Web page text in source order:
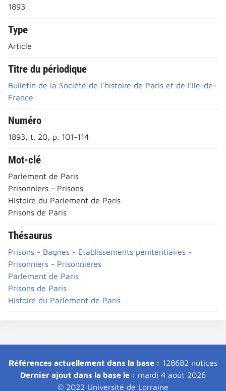
1893
Type
Article
Titre du périodique
Bulletin de la Société de l'histoire de Paris et de l'Ile-de-
France
Numéro
1893, t. 20, p. 101-114
Mot-clé
Parlement de Paris
Prisonniers - Prisons
Histoire du Parlement de Paris
Prisons de Paris
Thésaurus
Prisons - Bagnes - Établissements pénitentiaires -
Prisonniers - Prisonnières
Parlement de Paris
Prisons de Paris
Histoire du Parlement de Paris
Références actuellement dans la base : 128682 notices
Dernier ajout dans la base le : mardi 4 août 2026
© 2022 Université de Lorraine